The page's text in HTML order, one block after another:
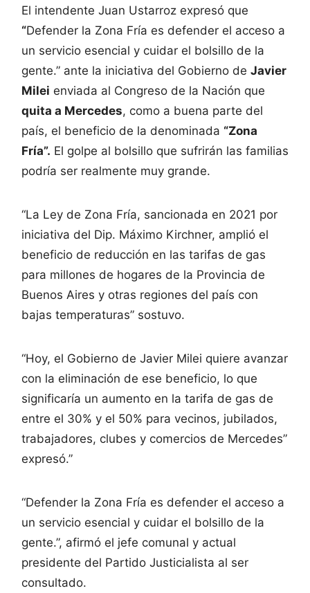
El intendente Juan Ustarroz expresó que
“Defender la Zona Fría es defender el acceso a
un servicio esencial y cuidar el bolsillo de la
gente.” ante la iniciativa del Gobierno de Javier
Milei enviada al Congreso de la Nación que
quita a Mercedes, como a buena parte del
país, el beneficio de la denominada “Zona
Fría”. El golpe al bolsillo que sufrirán las familias
podría ser realmente muy grande.
“La Ley de Zona Fría, sancionada en 2021 por
iniciativa del Dip. Máximo Kirchner, amplió el
beneficio de reducción en las tarifas de gas
para millones de hogares de la Provincia de
Buenos Aires y otras regiones del país con
bajas temperaturas” sostuvo.
“Hoy, el Gobierno de Javier Milei quiere avanzar
con la eliminación de ese beneficio, lo que
significaría un aumento en la tarifa de gas de
entre el 30% y el 50% para vecinos, jubilados,
trabajadores, clubes y comercios de Mercedes”
expresó.”
“Defender la Zona Fría es defender el acceso a
un servicio esencial y cuidar el bolsillo de la
gente.”, afirmó el jefe comunal y actual
presidente del Partido Justicialista al ser
consultado.